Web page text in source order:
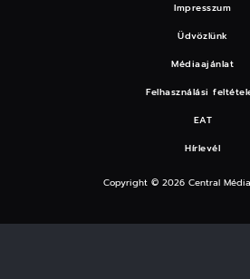
Impresszum
Üdvözlünk
Médiaajánlat
Felhasználási
EAT
Hírlevél
Copyright © 2026 Central